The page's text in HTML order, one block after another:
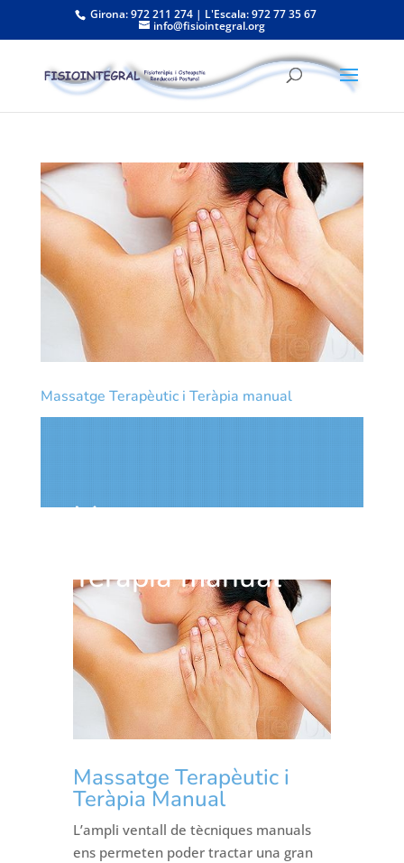
Girona: 972 211 274 | L'Escala: 972 77 35 67
info@fisiointegral.org
Massatge Terapèutic i Teràpia manual
Massatge
Teràpia manual
Massatge Terapèutic i
Teràpia Manual
L’ampli ventall de tècniques manuals
ens permeten poder tractar una gran